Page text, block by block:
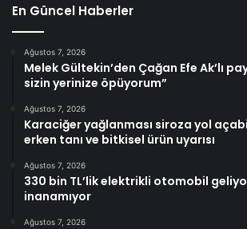
En Güncel Haberler
Ağustos 7, 2026
Melek Gültekin’den Çağan Efe Ak’lı
sizin yerinize öpüyorum”
Ağustos 7, 2026
Karaciğer yağlanması siroza yol
erken tanı ve bitkisel ürün uyarısı
Ağustos 7, 2026
330 bin TL’lik elektrikli otomobil
inanamıyor
Ağustos 7, 2026